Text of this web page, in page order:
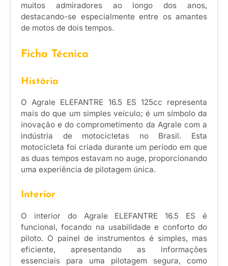
muitos admiradores ao longo dos anos,
destacando-se especialmente entre os amantes
de motos de dois tempos.
Ficha Técnica
História
O Agrale ELEFANTRE 16.5 ES 125cc representa
mais do que um simples veículo; é um símbolo da
inovação e do comprometimento da Agrale com a
indústria de motocicletas no Brasil. Esta
motocicleta foi criada durante um período em que
as duas tempos estavam no auge, proporcionando
uma experiência de pilotagem única.
Interior
O interior do Agrale ELEFANTRE 16.5 ES é
funcional, focando na usabilidade e conforto do
piloto. O painel de instrumentos é simples, mas
eficiente, apresentando as informações
essenciais para uma pilotagem segura, como